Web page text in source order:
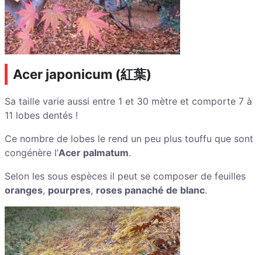
Acer japonicum (紅葉)
Sa taille varie aussi entre 1 et 30 mètre et comporte 7 à
11 lobes dentés !
Ce nombre de lobes le rend un peu plus touffu que sont
congénère l’Acer palmatum.
Selon les sous espèces il peut se composer de feuilles
oranges, pourpres, roses panaché de blanc.